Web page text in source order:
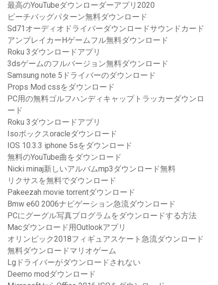
最高のYouTubeダウンローダーアプリ2020
ビーチバッグパターン無料ダウンロード
Sd71オーディオドライバーダウンロードサウンドカード
アンブレイカーHゲームフル無料ダウンロード
Roku 3ダウンロードアプリ
3dsゲームのフルバージョン無料ダウンロード
Samsung note 5ドライバーのダウンロード
Props Mod cssをダウンロード
PC用の無料ゴルフハンディキャップトラッカーダウンロ
ード
Roku 3ダウンロードアプリ
Isoボックスoracleダウンロード
IOS 10.3.3 iphone 5sをダウンロード
無料のYouTube曲をダウンロード
Nicki minaj新しいアルバムmp3ダウンロード無料
リクサスを無料でダウンロード
Pakeezah movie torrentダウンロード
Bmw e60 2006ナビゲーション急流ダウンロード
PCにグーグル写真プログラムをダウンロードする方法
Macダウンロード用Outlookアプリ
オリンピック2018フィギュアスケート急流ダウンロード
無料ダウンロードマリオゲーム
Lgドライバーがダウンロードされない
Deemo modダウンロード